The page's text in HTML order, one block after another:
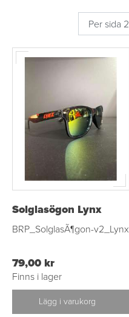
Solglasögon Lynx
BRP_SolglasÃ¶gon-v2_Lynx
79,00 kr
Finns i lager
Lägg i varukorg